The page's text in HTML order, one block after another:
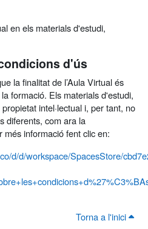
en els materials d'estudi,
d'ús
la finalitat de l’Aula Virtual és
formació. Els materials d'estudi,
intel·lectual i, per tant, no
diferents, com ara la
informació fent clic en:
d/d/workspace/SpacesStore/
Torna a l'inici